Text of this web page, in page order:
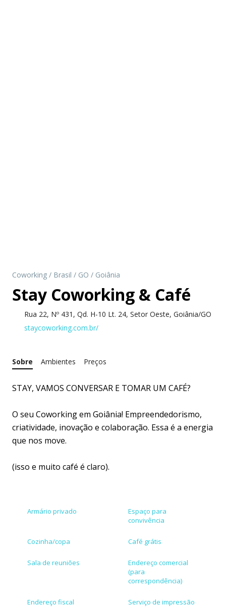
Coworking / Brasil / GO / Goiânia
Stay Coworking & Café
Rua 22, Nº 431, Qd. H-10 Lt. 24, Setor Oeste, Goiânia/GO
staycoworking.com.br/
Sobre Ambientes Preços
STAY, VAMOS CONVERSAR E TOMAR UM CAFÉ?
O seu Coworking em Goiânia! Empreendedorismo,
criatividade, inovação e colaboração. Essa é a energia
que nos move.
(isso e muito café é claro).
Armário privado
Espaço para
convivência
Cozinha/copa Café grátis
Sala de reuniões
Endereço comercial
(para
correspondência)
Endereço fiscal Serviço de impressão